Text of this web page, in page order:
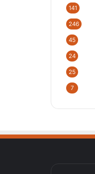
141
246
45
24
25
7